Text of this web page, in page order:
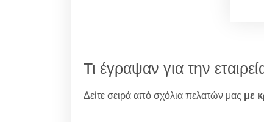
Τι έγραψαν για την
Δείτε σειρά από σχόλια πελατών μας με